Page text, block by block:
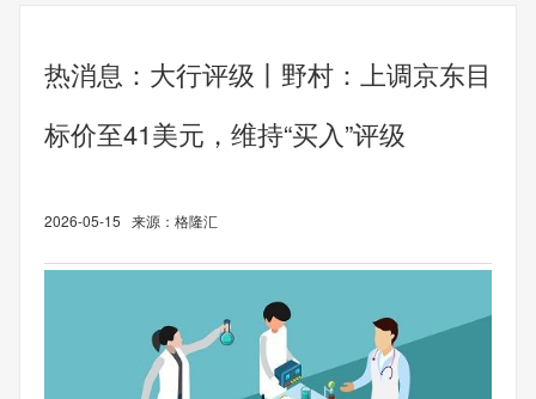
热消息：大行评级丨野村：上调京东目
标价至41美元，维持“买入”评级
2026-05-15 来源：格隆汇